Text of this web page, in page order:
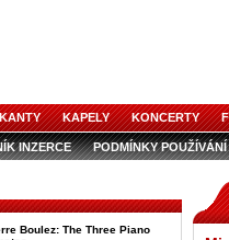
KAPELY KONCERTY
INZERCE PODMÍNKY POUŽÍVÁNÍ
Boulez: The Three Piano